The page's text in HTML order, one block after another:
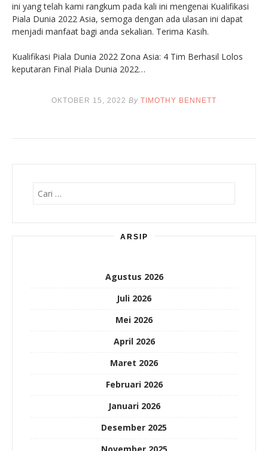
ini yang telah kami rangkum pada kali ini mengenai Kualifikasi
Piala Dunia 2022 Asia, semoga dengan ada ulasan ini dapat
menjadi manfaat bagi anda sekalian. Terima Kasih.
Kualifikasi Piala Dunia 2022 Zona Asia: 4 Tim Berhasil Lolos
keputaran Final Piala Dunia 2022…
OKTOBER 15, 2022 By TIMOTHY BENNETT
Cari
untuk:
ARSIP
Agustus 2026
Juli 2026
Mei 2026
April 2026
Maret 2026
Februari 2026
Januari 2026
Desember 2025